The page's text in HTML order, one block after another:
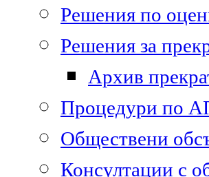
Решения по
Решения за
Архив
Процедури по
Обществени
Консултации с